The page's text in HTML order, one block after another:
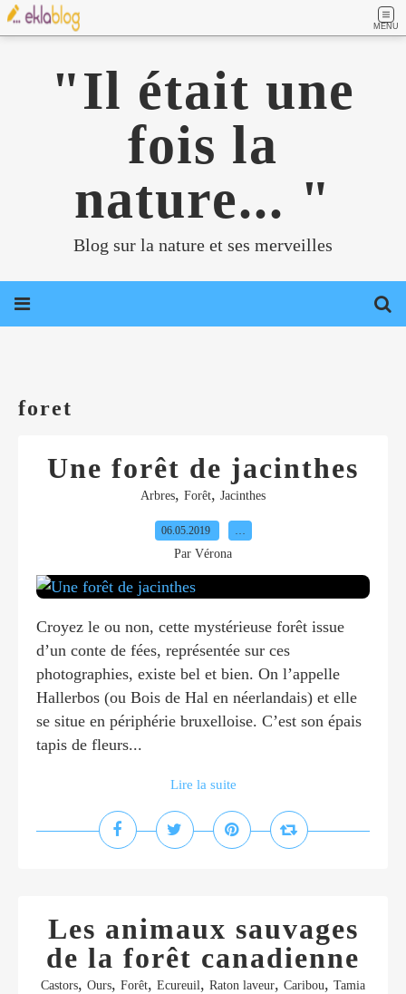
MENU
"Il était une
fois la
nature... "
Blog sur la nature et ses merveilles
foret
Une forêt de jacinthes
Arbres, Forêt, Jacinthes
06.05.2019 …
Par Vérona
Croyez le ou non, cette mystérieuse forêt issue
d’un conte de fées, représentée sur ces
photographies, existe bel et bien. On l’appelle
Hallerbos (ou Bois de Hal en néerlandais) et elle
se situe en périphérie bruxelloise. C’est son épais
tapis de fleurs...
Lire la suite
Les animaux sauvages
de la forêt canadienne
Castors, Ours, Forêt, Ecureuil, Raton laveur, Caribou, Tamia